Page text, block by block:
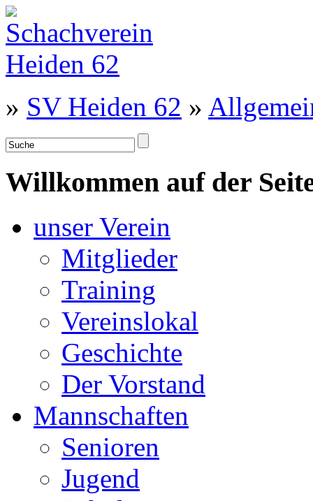
» SV Heiden 62 »
Willkommen auf der
unser Verein
Mitglieder
Training
Vereinslokal
Geschichte
Der Vorstand
Mannschaften
Senioren
Jugend